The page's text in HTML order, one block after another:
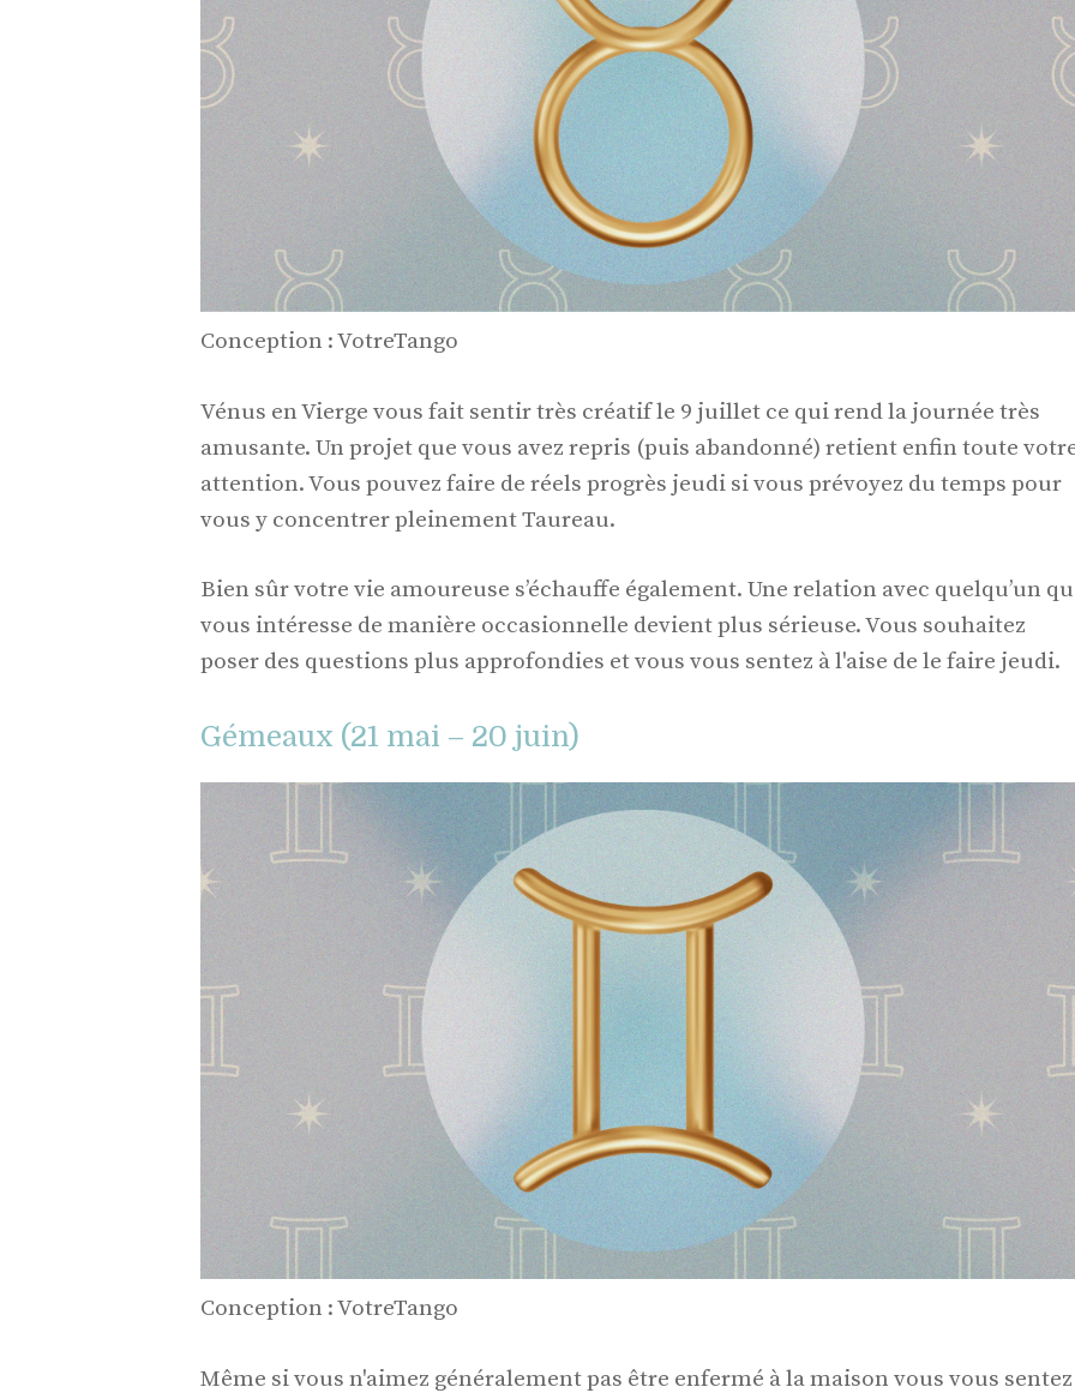
Conception : VotreTango
Vénus en Vierge vous fait sentir très créatif le 9 juillet ce qui rend la journée très
amusante. Un projet que vous avez repris (puis abandonné) retient enfin toute
attention. Vous pouvez faire de réels progrès jeudi si vous prévoyez du temps pour
vous y concentrer pleinement Taureau.
Bien sûr votre vie amoureuse s’échauffe également. Une relation avec quelqu’un
vous intéresse de manière occasionnelle devient plus sérieuse. Vous souhaitez
poser des questions plus approfondies et vous vous sentez à l'aise de le faire jeudi.
Gémeaux (21 mai – 20 juin)
Conception : VotreTango
Même si vous n'aimez généralement pas être enfermé à la maison vous vous sentez